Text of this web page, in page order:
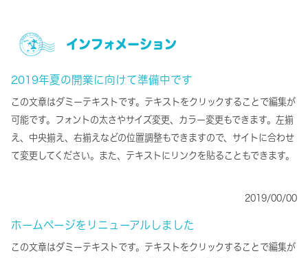
インフォメーション
2019年夏の開業に向けて準備中です
この文章はダミーテキストです。テキストをクリックすることで編集が
可能です。フォントの太さやサイズ変更、カラー変更もできます。左揃
え、中央揃え、右揃えなどの位置調整もできますので、サイトに合わせ
て変更してください。また、テキストにリンクを貼ることもできます。
2019/00/00
ホームページをリニューアルしました
この文章はダミーテキストです。テキストをクリックすることで編集が